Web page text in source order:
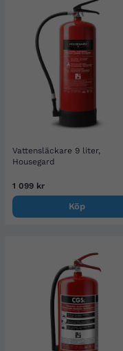
Vattensläckare 9 liter,
Housegard
1 099 kr
Köp